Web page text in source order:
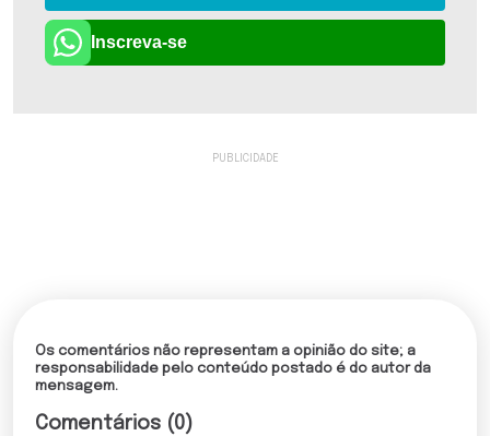
Inscreva-se
Os comentários não representam a opinião do site; a
responsabilidade pelo conteúdo postado é do autor da
mensagem.
Comentários (0)